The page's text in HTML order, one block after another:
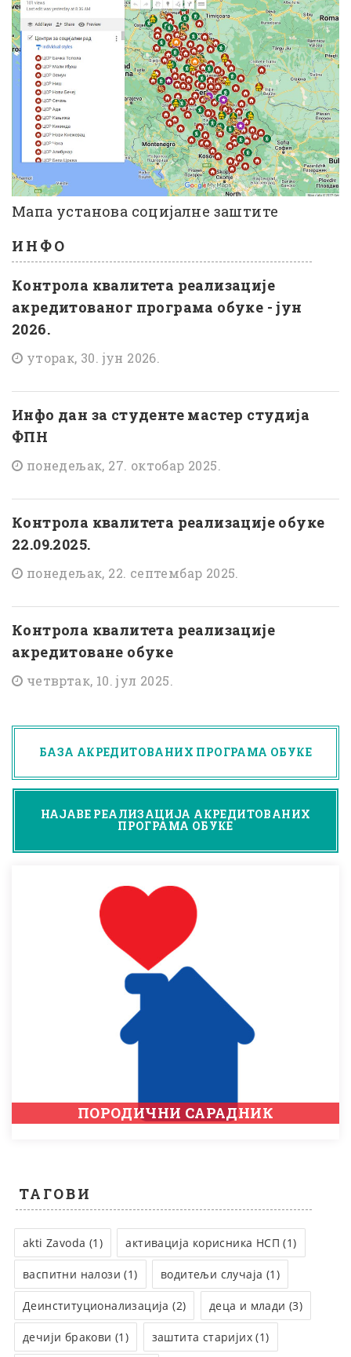
Мапа установа социјалне заштите
ИНФО
Контрола квалитета реализације
акредитованог програма обуке - јун
2026.
уторак, 30. јун 2026.
Инфо дан за студенте мастер студија
ФПН
понедељак, 27. октобар 2025.
Контрола квалитета реализације обуке
22.09.2025.
понедељак, 22. септембар 2025.
Контрола квалитета реализације
акредитоване обуке
четвртак, 10. јул 2025.
БАЗА АКРЕДИТОВАНИХ ПРОГРАМА ОБУКЕ
НАЈАВЕ РЕАЛИЗАЦИЈА АКРЕДИТОВАНИХ
ПРОГРАМА ОБУКЕ
ПОРОДИЧНИ САРАДНИК
ТАГОВИ
akti Zavoda (1) активација корисника НСП (1)
васпитни налози (1) водитељи случаја (1)
Деинституционализација (2) деца и млади (3)
дечији бракови (1) заштита старијих (1)